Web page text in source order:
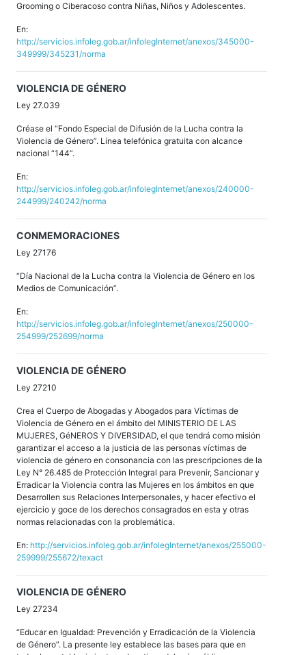
Grooming o Ciberacoso contra Niñas, Niños y Adolescentes.
En:
http://servicios.infoleg.gob.ar/infolegInternet/anexos/345000-
349999/345231/norma
VIOLENCIA DE GÉNERO
Ley 27.039
Créase el “Fondo Especial de Difusión de la Lucha contra la
Violencia de Género”. Línea telefónica gratuita con alcance
nacional “144”.
En:
http://servicios.infoleg.gob.ar/infolegInternet/anexos/240000-
244999/240242/norma
CONMEMORACIONES
Ley 27176
“Día Nacional de la Lucha contra la Violencia de Género en los
Medios de Comunicación”.
En:
http://servicios.infoleg.gob.ar/infolegInternet/anexos/250000-
254999/252699/norma
VIOLENCIA DE GÉNERO
Ley 27210
Crea el Cuerpo de Abogadas y Abogados para Víctimas de
Violencia de Género en el ámbito del MINISTERIO DE LAS
MUJERES, GéNEROS Y DIVERSIDAD, el que tendrá como misión
garantizar el acceso a la justicia de las personas víctimas de
violencia de género en consonancia con las prescripciones de la
Ley N° 26.485 de Protección Integral para Prevenir, Sancionar y
Erradicar la Violencia contra las Mujeres en los ámbitos en que
Desarrollen sus Relaciones Interpersonales, y hacer efectivo el
ejercicio y goce de los derechos consagrados en esta y otras
normas relacionadas con la problemática.
En: http://servicios.infoleg.gob.ar/infolegInternet/anexos/255000-
259999/255672/texact
VIOLENCIA DE GÉNERO
Ley 27234
“Educar en Igualdad: Prevención y Erradicación de la Violencia
de Género”. La presente ley establece las bases para que en